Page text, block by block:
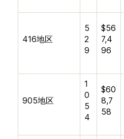
416地区
5
2
9
$56
7,4
96
905地区
1
0
5
4
$60
8,7
58